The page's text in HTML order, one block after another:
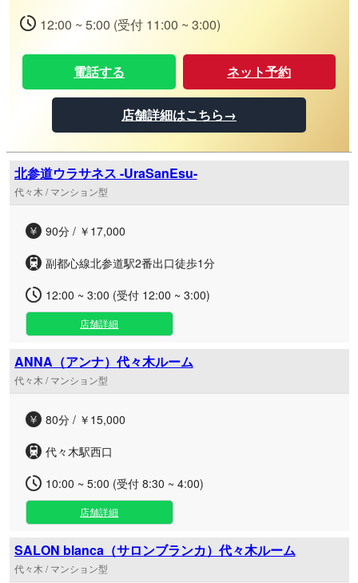
12:00 ~ 5:00 (受付 11:00 ~ 3:00)
電話する ネット予約
店舗詳細はこちら→
北参道ウラサネス -UraSanEsu-
代々木 / マンション型
90分 / ￥17,000
副都心線北参道駅2番出口徒歩1分
12:00 ~ 3:00 (受付 12:00 ~ 3:00)
店舗詳細
ANNA（アンナ）代々木ルーム
代々木 / マンション型
80分 / ￥15,000
代々木駅西口
10:00 ~ 5:00 (受付 8:30 ~ 4:00)
店舗詳細
SALON blanca（サロンブランカ）代々木ルーム
代々木 / マンション型